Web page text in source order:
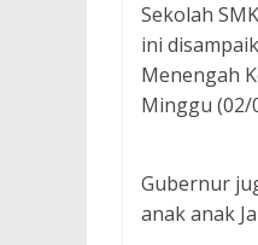
Sekolah
ini
Menengah
Minggu (02/
Gubernur
anak anak